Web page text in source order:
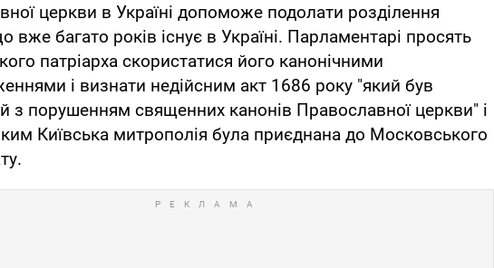
церкви в Україні допоможе подолати розділення
вже багато років існує в Україні. Парламентарі просять
патріарха скористатися його канонічними
і визнати недійсним акт 1686 року "який був
з порушенням священних канонів Православної церкви" і
Київська митрополія була приєднана до Московського